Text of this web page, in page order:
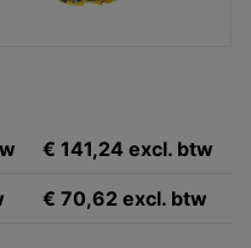
€ 141,24 excl. btw
€ 70,62 excl. btw